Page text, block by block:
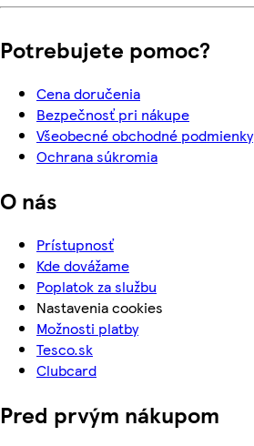
Potrebujete pomoc?
Cena doručenia
Bezpečnosť pri nákupe
Všeobecné obchodné podmienky
Ochrana súkromia
O nás
Prístupnosť
Kde dovážame
Poplatok za službu
Nastavenia cookies
Možnosti platby
Tesco.sk
Clubcard
Pred prvým nákupom